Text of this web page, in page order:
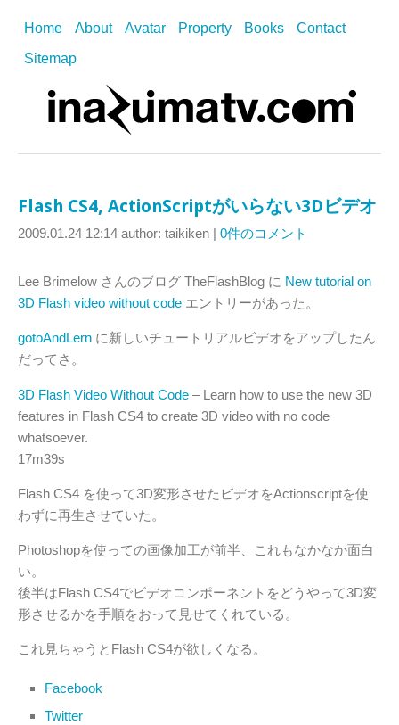
Home About Avatar Property Books
Contact
Sitemap
Flash CS4, ActionScriptがいらない3Dビデオ
2009.01.24 12:14 author: taikiken | 0件のコメント
Lee Brimelow さんのブログ TheFlashBlog に New tutorial on
3D Flash video without code エントリーがあった。
gotoAndLern に新しいチュートリアルビデオをアップしたん
だってさ。
3D Flash Video Without Code – Learn how to use the new 3D
features in Flash CS4 to create 3D video with no code
whatsoever.
17m39s
Flash CS4 を使って3D変形させたビデオをActionscriptを使
わずに再生させていた。
Photoshopを使っての画像加工が前半、これもなかなか面白
い。
後半はFlash CS4でビデオコンポーネントをどうやって3D変
形させるかを手順をおって見せてくれている。
これ見ちゃうとFlash CS4が欲しくなる。
Facebook
Twitter